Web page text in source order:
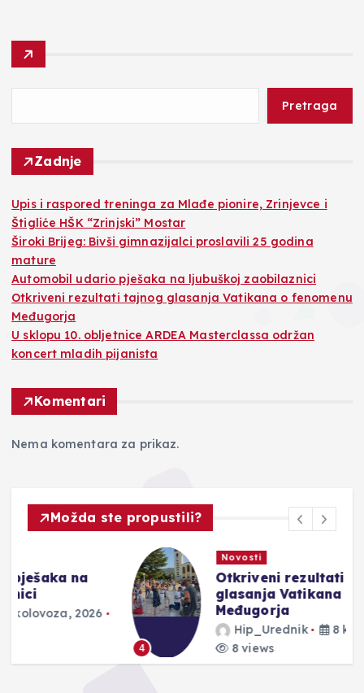
Pretraga
Zadnje
​Upis i raspored treninga za Mlađe pionire, Zrinjevce i
Štigliće HŠK “Zrinjski” Mostar
Široki Brijeg: Bivši gimnazijalci proslavili 25 godina
mature
Automobil udario pješaka na ljubuškoj zaobilaznici
Otkriveni rezultati tajnog glasanja Vatikana o fenomenu
Međugorja
U sklopu 10. obljetnice ARDEA Masterclassa održan
koncert mladih pijanista
Komentari
Nema komentara za prikaz.
Možda ste propustili?
Novosti
Otkriveni rezultati tajnog
glasanja Vatikana o fenomenu
Međugorja
Hip_Urednik
8 kolovoza, 2026
8 views